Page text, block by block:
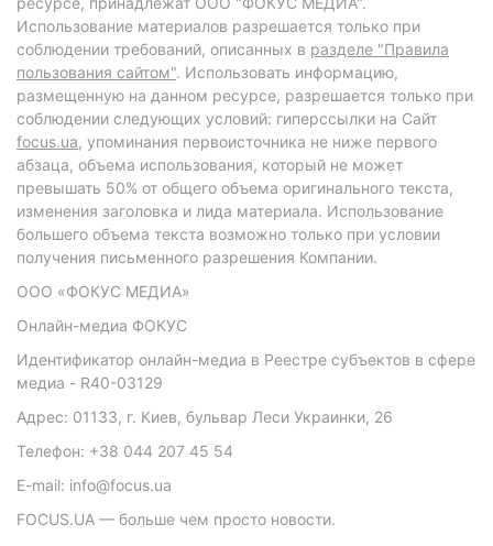
Использование материалов разрешается только при
соблюдении требований, описанных в разделе "Правила
пользования сайтом". Использовать информацию,
размещенную на данном ресурсе, разрешается только при
соблюдении следующих условий: гиперссылки на Сайт
focus.ua, упоминания первоисточника не ниже первого
абзаца, объема использования, который не может
превышать 50% от общего объема оригинального текста,
изменения заголовка и лида материала. Использование
большего объема текста возможно только при условии
получения письменного разрешения Компании.
ООО «ФОКУС МЕДИА»
Онлайн-медиа ФОКУС
Идентификатор онлайн-медиа в Реестре субъектов в сфере
медиа - R40-03129
Адрес: 01133, г. Киев, бульвар Леси Украинки, 26
Телефон: +38 044 207 45 54
E-mail: info@focus.ua
FOCUS.UA — больше чем просто новости.